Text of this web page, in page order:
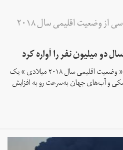
گزارش سازمان جهانی هواشناسی از وضعیت اقلیمی سال ۲۰۱۸
دو میلیون نفر را آواره کرد
سازمان جهانی هواشناسی در گزارش « وضعیت اقلیمی سال ۲۰۱۸ میلادی » یک
و آب‌های جهان به‌سرعت رو به افزایش